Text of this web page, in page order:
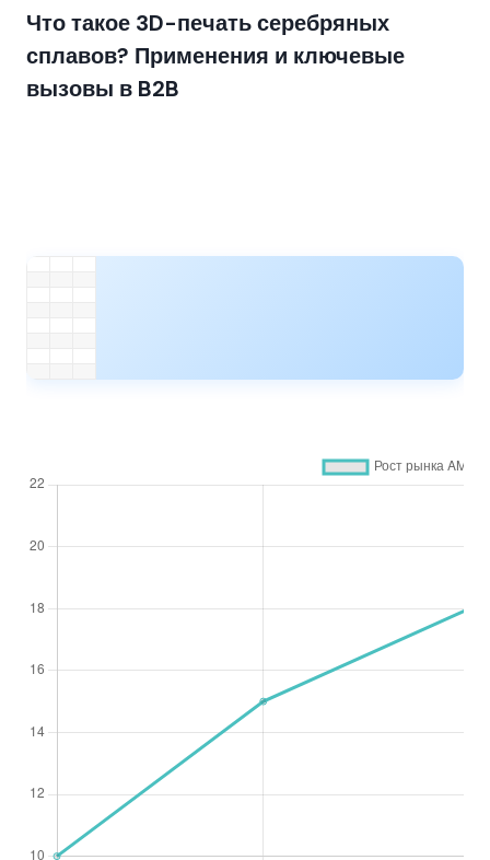
Что такое 3D-печать серебряных
сплавов? Применения и ключевые
вызовы в B2B